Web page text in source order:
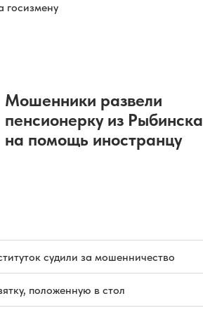
госизмену
Мошенники развели
пенсионерку из Рыбинска
на помощь иностранцу
судили за мошенничество
положенную в стол